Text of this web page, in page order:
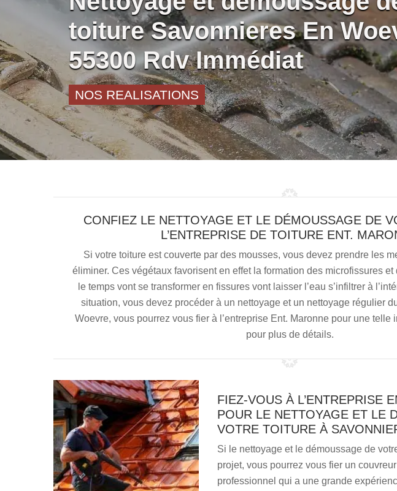
toiture Savonnieres En
55300 Rdv Immédiat
NOS REALISATIONS
CONFIEZ LE NETTOYAGE ET LE DÉMOUSSAGE DE
L’ENTREPRISE DE TOITURE ENT.
Si votre toiture est couverte par des mousses, vous devez prendre les
éliminer. Ces végétaux favorisent en effet la formation des microfissures
le temps vont se transformer en fissures vont laisser l’eau s’infiltrer à
situation, vous devez procéder à un nettoyage et un nettoyage régulier
Woevre, vous pourrez vous fier à l’entreprise Ent. Maronne pour une telle
pour plus de détails.
FIEZ-VOUS À L’ENTREPRISE
POUR LE NETTOYAGE ET LE
VOTRE TOITURE À
Si le nettoyage et le démoussage de
projet, vous pourrez vous fier un
professionnel qui a une grande